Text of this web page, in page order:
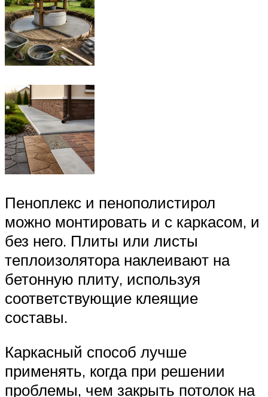
Пеноплекс и пенополистирол
можно монтировать и с каркасом, и
без него. Плиты или листы
теплоизолятора наклеивают на
бетонную плиту, используя
соответствующие клеящие
составы.
Каркасный способ лучше
применять, когда при решении
проблемы, чем закрыть потолок на